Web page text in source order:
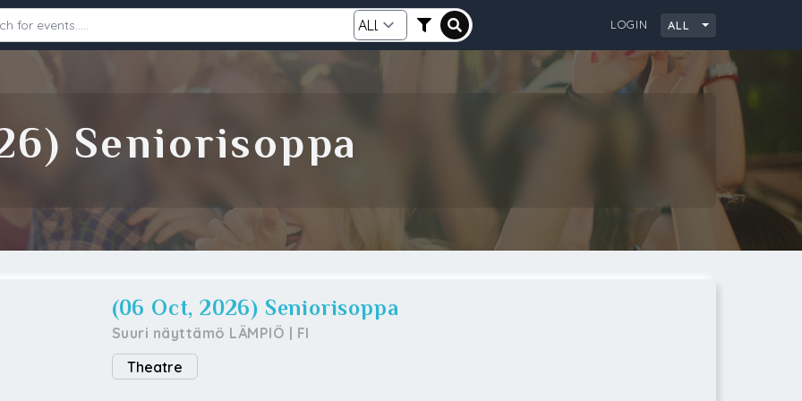
City
LOGIN ALL
Seniorisoppa
(06 Oct, 2026) Seniorisoppa
Suuri näyttämö LÄMPIÖ
FI
Theatre